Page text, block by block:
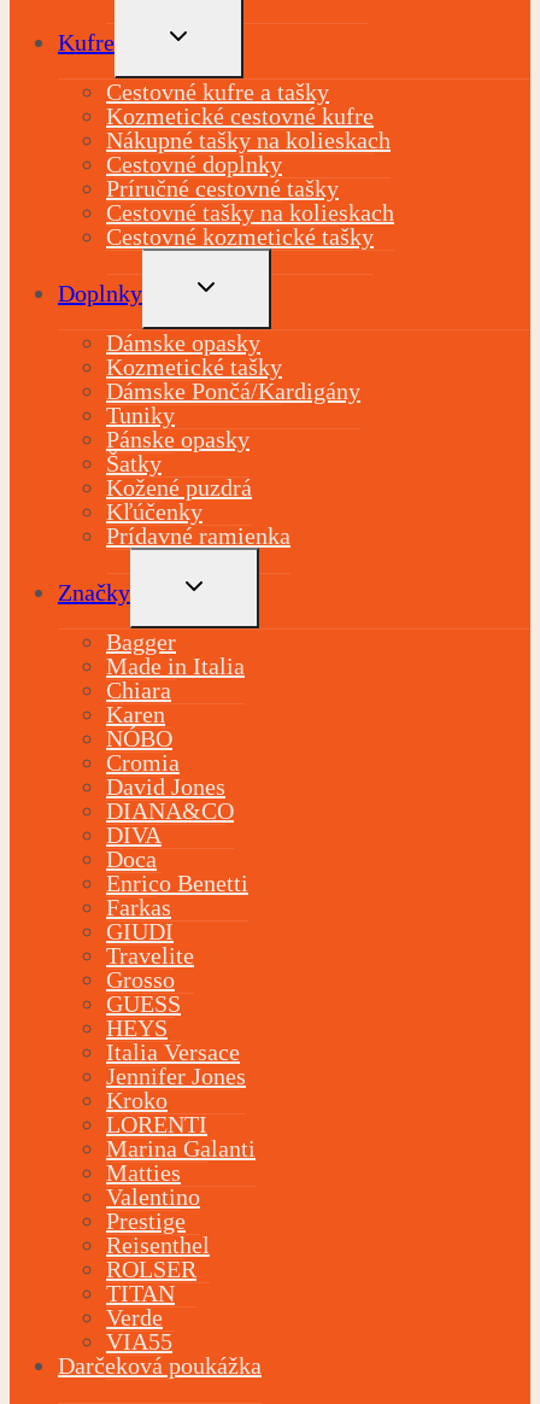
Kufre
TOGGLE
MENU
Cestovné kufre a tašky
Kozmetické cestovné kufre
Nákupné tašky na kolieskach
Cestovné doplnky
Príručné cestovné tašky
Cestovné tašky na kolieskach
Cestovné kozmetické tašky
Doplnky
TOGGLE
MENU
Dámske opasky
Kozmetické tašky
Dámske Pončá/Kardigány
Tuniky
Pánske opasky
Šatky
Kožené puzdrá
Kľúčenky
Prídavné ramienka
Značky
TOGGLE
MENU
Bagger
Made in Italia
Chiara
Karen
NÓBO
Cromia
David Jones
DIANA&CO
DIVA
Doca
Enrico Benetti
Farkas
GIUDI
Travelite
Grosso
GUESS
HEYS
Italia Versace
Jennifer Jones
Kroko
LORENTI
Marina Galanti
Matties
Valentino
Prestige
Reisenthel
ROLSER
TITAN
Verde
VIA55
Darčeková poukážka